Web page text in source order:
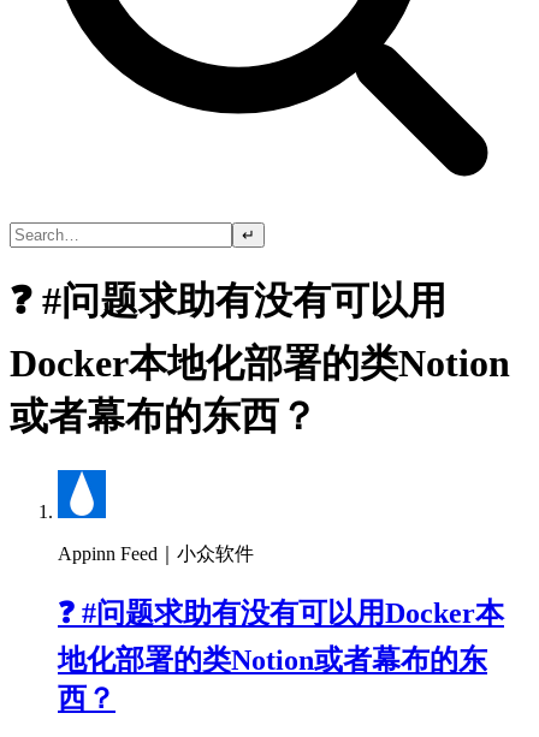
↵
❓ #问题求助有没有可以用
Docker本地化部署的类Notion
或者幕布的东西？
Appinn Feed｜小众软件
❓ #问题求助有没有可以用Docker本
地化部署的类Notion或者幕布的东
西？